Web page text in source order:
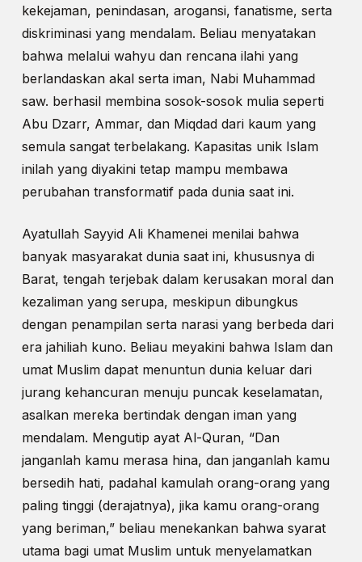
kekejaman, penindasan, arogansi, fanatisme, serta
diskriminasi yang mendalam. Beliau menyatakan
bahwa melalui wahyu dan rencana ilahi yang
berlandaskan akal serta iman, Nabi Muhammad
saw. berhasil membina sosok-sosok mulia seperti
Abu Dzarr, Ammar, dan Miqdad dari kaum yang
semula sangat terbelakang. Kapasitas unik Islam
inilah yang diyakini tetap mampu membawa
perubahan transformatif pada dunia saat ini.
Ayatullah Sayyid Ali Khamenei menilai bahwa
banyak masyarakat dunia saat ini, khususnya di
Barat, tengah terjebak dalam kerusakan moral dan
kezaliman yang serupa, meskipun dibungkus
dengan penampilan serta narasi yang berbeda dari
era jahiliah kuno. Beliau meyakini bahwa Islam dan
umat Muslim dapat menuntun dunia keluar dari
jurang kehancuran menuju puncak keselamatan,
asalkan mereka bertindak dengan iman yang
mendalam. Mengutip ayat Al-Quran, “Dan
janganlah kamu merasa hina, dan janganlah kamu
bersedih hati, padahal kamulah orang-orang yang
paling tinggi (derajatnya), jika kamu orang-orang
yang beriman,” beliau menekankan bahwa syarat
utama bagi umat Muslim untuk menyelamatkan